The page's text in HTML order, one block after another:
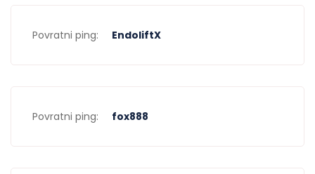
Povratni ping: EndoliftX
Povratni ping: fox888